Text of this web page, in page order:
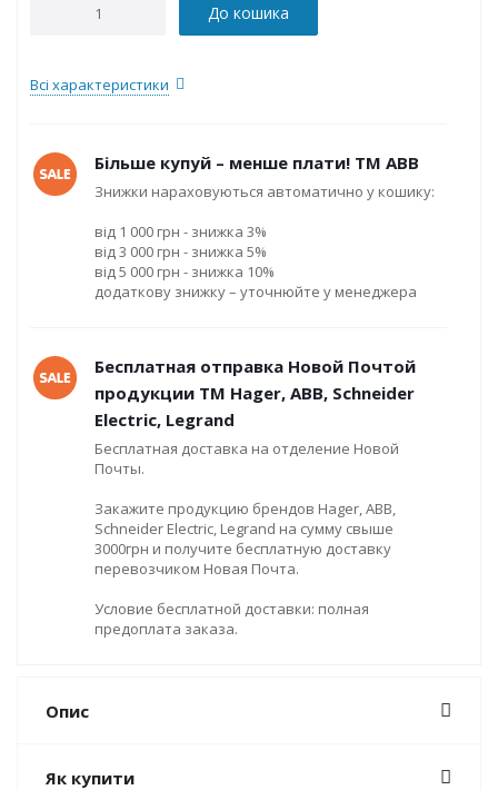
До кошика
Всі характеристики
Більше купуй – менше плати! ТМ ABB
Знижки нараховуються автоматично у кошику:
від 1 000 грн - знижка 3%
від 3 000 грн - знижка 5%
від 5 000 грн - знижка 10%
додаткову знижку – уточнюйте у менеджера
Бесплатная отправка Новой Почтой
продукции ТМ Hager, ABB, Schneider
Electric, Legrand
Бесплатная доставка на отделение Новой
Почты.
Закажите продукцию брендов Hager, ABB,
Schneider Electric, Legrand на сумму свыше
3000грн и получите бесплатную доставку
перевозчиком Новая Почта.
Условие бесплатной доставки: полная
предоплата заказа.
Опис
Як купити